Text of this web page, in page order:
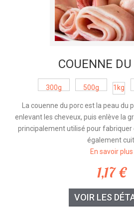
COUENNE DU
300g 500g 1kg
La couenne du porc est la peau du
enlevant les cheveux, puis enlève la
principalement utilisé pour fabriquer
également cuit.
En savoir plus
1,17 €
VOIR LES